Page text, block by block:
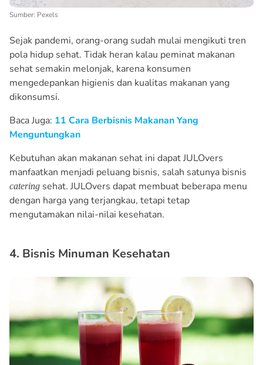
Sumber: Pexels
Sejak pandemi, orang-orang sudah mulai mengikuti tren
pola hidup sehat. Tidak heran kalau peminat makanan
sehat semakin melonjak, karena konsumen
mengedepankan higienis dan kualitas makanan yang
dikonsumsi.
Baca Juga: 11 Cara Berbisnis Makanan Yang
Menguntungkan
Kebutuhan akan makanan sehat ini dapat JULOvers
manfaatkan menjadi peluang bisnis, salah satunya bisnis
catering sehat. JULOvers dapat membuat beberapa menu
dengan harga yang terjangkau, tetapi tetap
mengutamakan nilai-nilai kesehatan.
4. Bisnis Minuman Kesehatan